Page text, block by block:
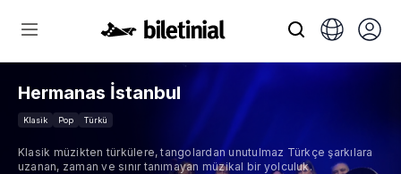
Hermanas İstanbul
Klasik Pop Türkü
Klasik müzikten türkülere, tangolardan unutulmaz Türkçe şarkılara
uzanan, zaman ve sınır tanımayan müzikal bir yolculuk.